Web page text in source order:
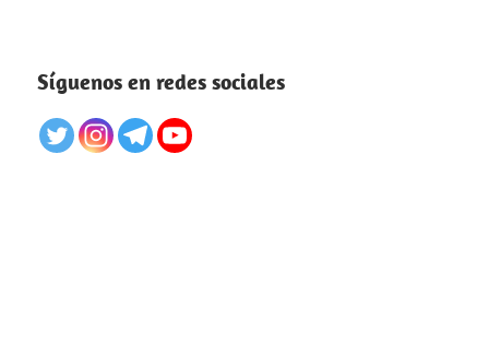
Síguenos en redes sociales